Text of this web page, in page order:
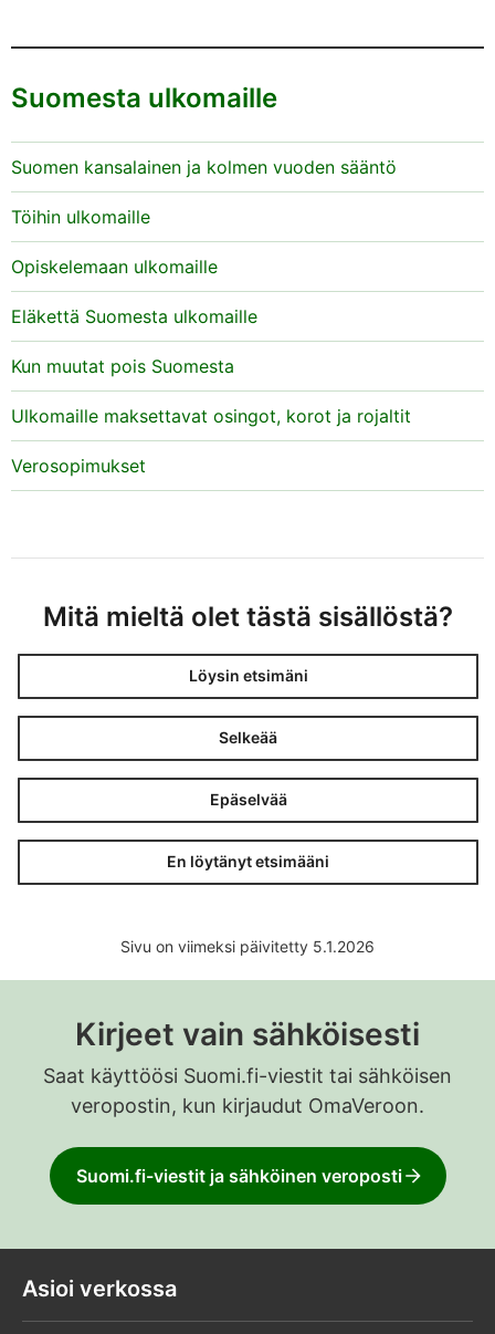
Suomesta ulkomaille
Suomen kansalainen ja kolmen vuoden sääntö
Töihin ulkomaille
Opiskelemaan ulkomaille
Eläkettä Suomesta ulkomaille
Kun muutat pois Suomesta
Ulkomaille maksettavat osingot, korot ja rojaltit
Verosopimukset
Mitä mieltä olet tästä sisällöstä?
Löysin etsimäni
Selkeää
Epäselvää
En löytänyt etsimääni
Sivu on viimeksi päivitetty 5.1.2026
Kirjeet vain sähköisesti
Saat käyttöösi Suomi.fi-viestit tai sähköisen
veropostin, kun kirjaudut OmaVeroon.
Suomi.fi-viestit ja sähköinen veroposti
Asioi verkossa